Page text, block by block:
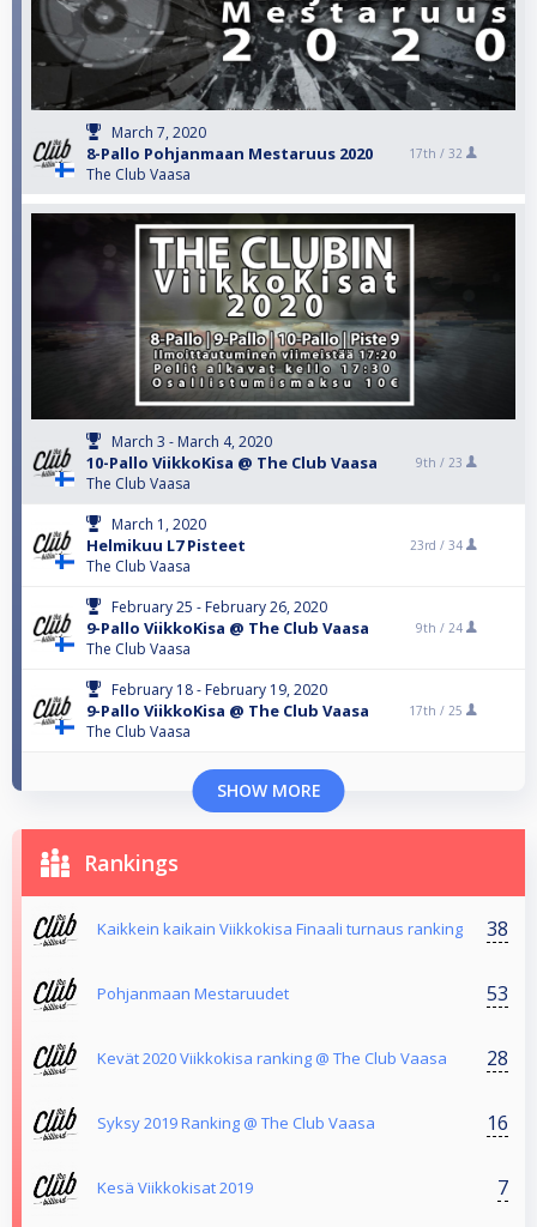
March 7, 2020
8-Pallo Pohjanmaan Mestaruus 2020
The Club Vaasa
17th / 32
March 3 - March 4, 2020
10-Pallo ViikkoKisa @ The Club Vaasa
The Club Vaasa
9th / 23
March 1, 2020
Helmikuu L7 Pisteet
The Club Vaasa
23rd / 34
February 25 - February 26, 2020
9-Pallo ViikkoKisa @ The Club Vaasa
The Club Vaasa
9th / 24
February 18 - February 19, 2020
9-Pallo ViikkoKisa @ The Club Vaasa
The Club Vaasa
17th / 25
SHOW MORE
Rankings
Kaikkein kaikain Viikkokisa Finaali turnaus ranking 38
Pohjanmaan Mestaruudet 53
Kevät 2020 Viikkokisa ranking @ The Club Vaasa 28
Syksy 2019 Ranking @ The Club Vaasa 16
Kesä Viikkokisat 2019 7